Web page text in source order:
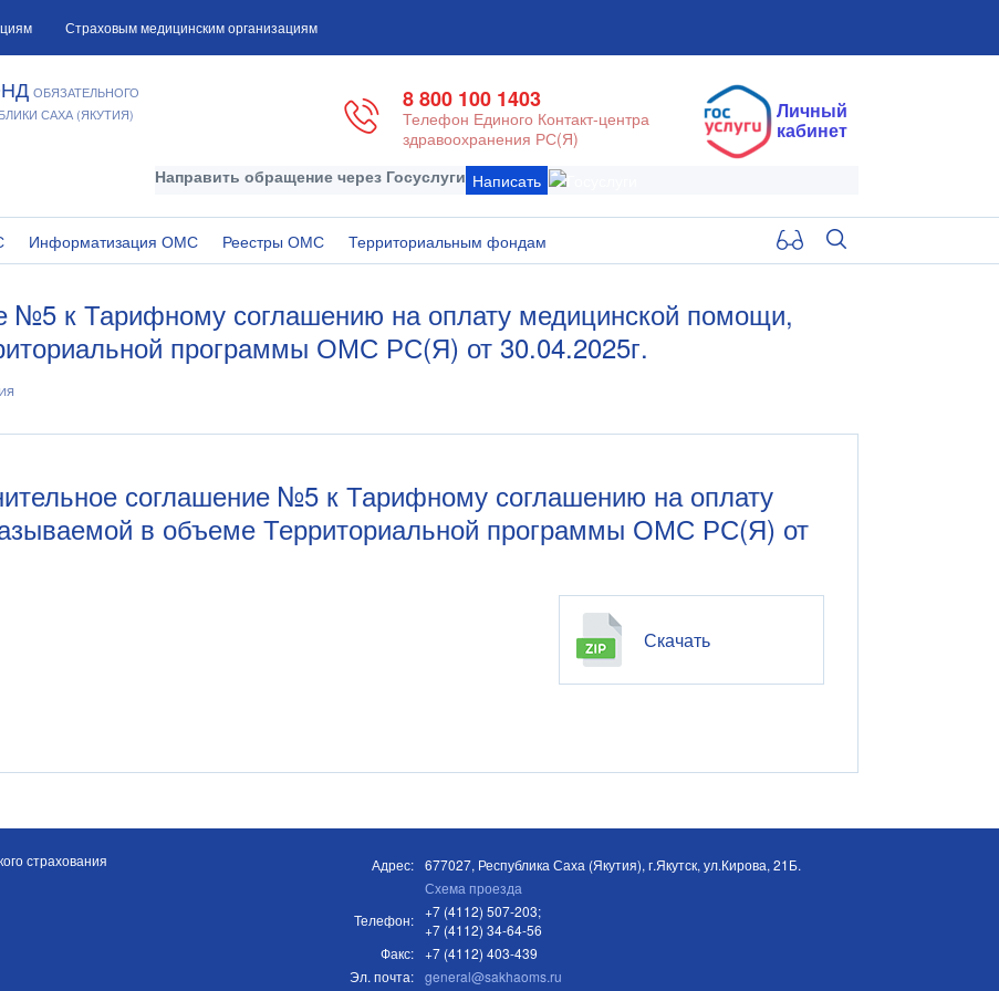
Страховым медицинским организациям
ОБЯЗАТЕЛЬНОГО
САХА (ЯКУТИЯ)
Личный
кабинет
8 800 100 1403
Телефон Единого Контакт-центра
здравоохранения РС(Я)
Направить обращение через Госуслуги Написать
Информатизация ОМС Реестры ОМС Территориальным фондам
№5 к Тарифному соглашению на оплату медицинской помощи,
программы ОМС РС(Я) от 30.04.2025г.
соглашение №5 к Тарифному соглашению на оплату
в объеме Территориальной программы ОМС РС(Я) от
Скачать
страхования
Адрес:
677027, Республика Саха (Якутия), г.Якутск, ул.Кирова, 21Б.
Схема проезда
Телефон:
+7 (4112) 507-203;
+7 (4112) 34-64-56
Факс:
+7 (4112) 403-439
Эл. почта:
general@sakhaoms.ru